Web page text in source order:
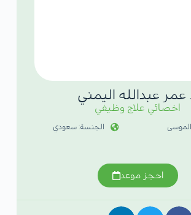
عمر عبدالله اليمني
اخصائي علاج وظيفي
الجنسة: سعودي
احجز موعد